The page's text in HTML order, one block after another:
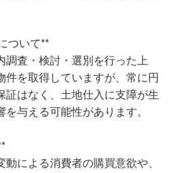
ついて**
調査・検討・選別を行った上
件を取得していますが、常に円
証はなく、土地仕入に支障が生
与える可能性があります。
による消費者の購買意欲や、